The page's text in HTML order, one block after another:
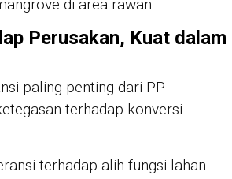
di area rawan.
Perusakan, Kuat dalam
paling penting dari PP
terhadap konversi
terhadap alih fungsi lahan